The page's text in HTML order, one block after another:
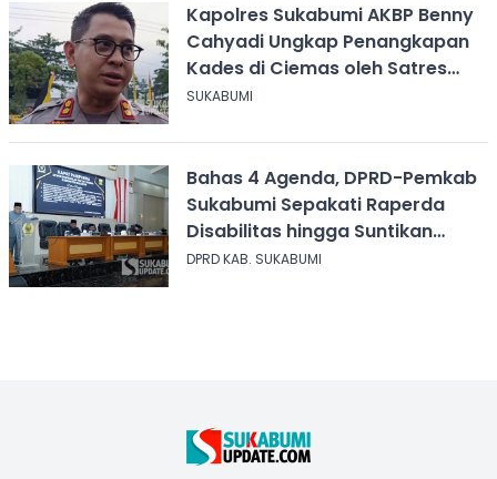
Kapolres Sukabumi AKBP Benny
Cahyadi Ungkap Penangkapan
Kades di Ciemas oleh Satres
Narkoba
SUKABUMI
Bahas 4 Agenda, DPRD-Pemkab
Sukabumi Sepakati Raperda
Disabilitas hingga Suntikan
Modal Perum Pesona Wisata
DPRD KAB. SUKABUMI